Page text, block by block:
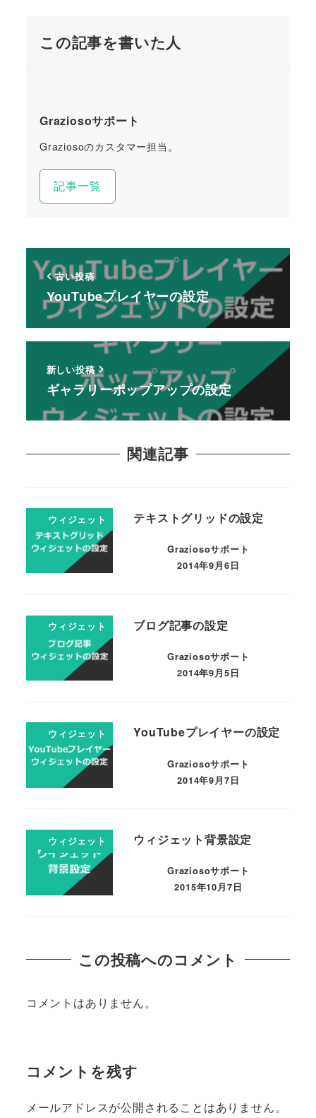
この記事を書いた人
Graziosoサポート
Graziosoのカスタマー担当。
記事一覧
古い投稿
YouTubeプレイヤーの設定
新しい投稿
ギャラリーポップアップの設定
関連記事
ウィジェット テキストグリッドの設定
Graziosoサポート
2014年9月6日
ウィジェット ブログ記事の設定
Graziosoサポート
2014年9月5日
ウィジェット YouTubeプレイヤーの設定
Graziosoサポート
2014年9月7日
ウィジェット ウィジェット背景設定
Graziosoサポート
2015年10月7日
この投稿へのコメント
コメントはありません。
コメントを残す
メールアドレスが公開されることはありません。